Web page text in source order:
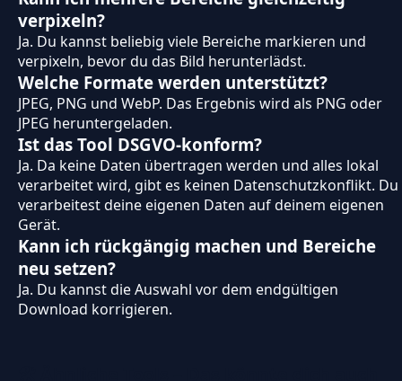
verpixeln?
Ja. Du kannst beliebig viele Bereiche markieren und
verpixeln, bevor du das Bild herunterlädst.
Welche Formate werden unterstützt?
JPEG, PNG und WebP. Das Ergebnis wird als PNG oder
JPEG heruntergeladen.
Ist das Tool DSGVO-konform?
Ja. Da keine Daten übertragen werden und alles lokal
verarbeitet wird, gibt es keinen Datenschutzkonflikt. Du
verarbeitest deine eigenen Daten auf deinem eigenen
Gerät.
Kann ich rückgängig machen und Bereiche
neu setzen?
Ja. Du kannst die Auswahl vor dem endgültigen
Download korrigieren.